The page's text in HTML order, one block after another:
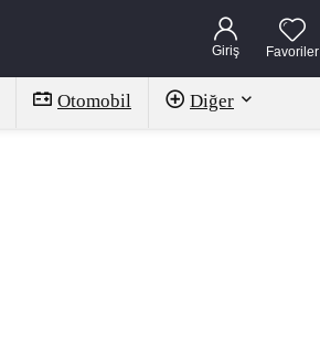
Giriş Favoriler
Otomobil Diğer